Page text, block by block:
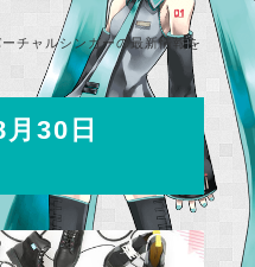
チャルシンガーの最新情報を
30日